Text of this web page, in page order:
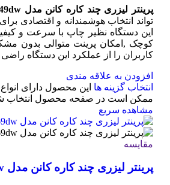
پرینتر لیزری چند کاره کانن مدل MF249dw
تواند انتخاب هوشمندانه و اقتصادی
این دستگاه نظیر چاپ با سرعت و
کوچک ,امکان پرینت متوالی بدون
کاربران را از عملکرد این دستگاه راضی
افزودن به علاقه مندی
انتخاب گزینه ها این محصول دارای
ممکن است در صفحه محصول انتخاب
مشاهده سریع
مقایسه
پرینتر لیزری چند کاره کانن مدل MF269dw